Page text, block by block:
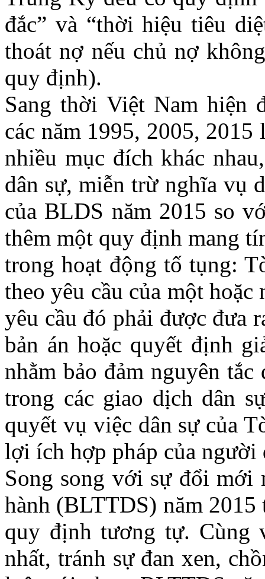
đắc” và “thời hiệu tiêu
thoát nợ nếu chủ nợ
quy định).
Sang thời Việt Nam hiện
các năm 1995, 2005,
nhiều mục đích khác
dân sự, miễn trừ nghĩa vụ
của BLDS năm 2015 so
thêm một quy định mang
trong hoạt động tố tụng:
theo yêu cầu của một
yêu cầu đó phải được đưa
bản án hoặc quyết định
nhằm bảo đảm nguyên
trong các giao dịch dân
quyết vụ việc dân sự của
lợi ích hợp pháp của người
Song song với sự đổi mới
hành (BLTTDS) năm
quy định tương tự.
nhất, tránh sự đan xen,